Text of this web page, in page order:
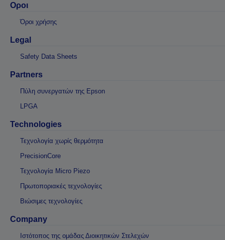
Οροι
Όροι χρήσης
Legal
Safety Data Sheets
Partners
Πύλη συνεργατών της Epson
LPGA
Technologies
Τεχνολογία χωρίς θερμότητα
PrecisionCore
Τεχνολογία Micro Piezo
Πρωτοποριακές τεχνολογίες
Βιώσιμες τεχνολογίες
Company
Ιστότοπος της ομάδας Διοικητικών Στελεχών